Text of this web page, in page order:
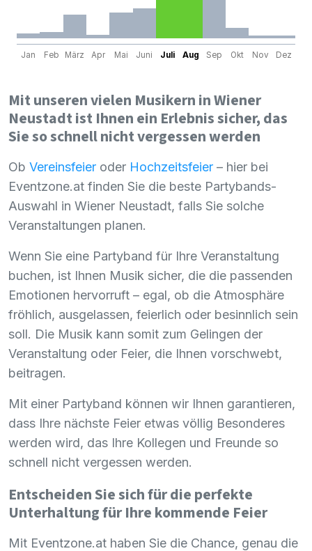
Jan Feb März Apr Mai Juni Juli Aug Sep Okt Nov Dez
Mit unseren vielen Musikern in Wiener
Neustadt ist Ihnen ein Erlebnis sicher, das
Sie so schnell nicht vergessen werden
Ob Vereinsfeier oder Hochzeitsfeier – hier bei
Eventzone.at finden Sie die beste Partybands-
Auswahl in Wiener Neustadt, falls Sie solche
Veranstaltungen planen.
Wenn Sie eine Partyband für Ihre Veranstaltung
buchen, ist Ihnen Musik sicher, die die passenden
Emotionen hervorruft – egal, ob die Atmosphäre
fröhlich, ausgelassen, feierlich oder besinnlich sein
soll. Die Musik kann somit zum Gelingen der
Veranstaltung oder Feier, die Ihnen vorschwebt,
beitragen.
Mit einer Partyband können wir Ihnen garantieren,
dass Ihre nächste Feier etwas völlig Besonderes
werden wird, das Ihre Kollegen und Freunde so
schnell nicht vergessen werden.
Entscheiden Sie sich für die perfekte
Unterhaltung für Ihre kommende Feier
Mit Eventzone.at haben Sie die Chance, genau die